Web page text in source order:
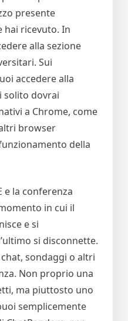
presente
hai ricevuto. In
alla sezione
Sui
accedere alla
solito dovrai
a Chrome, come
browser
della
e la conferenza
in cui il
e si
si disconnette.
sondaggi o altri
Non proprio una
ma piuttosto uno
semplicemente